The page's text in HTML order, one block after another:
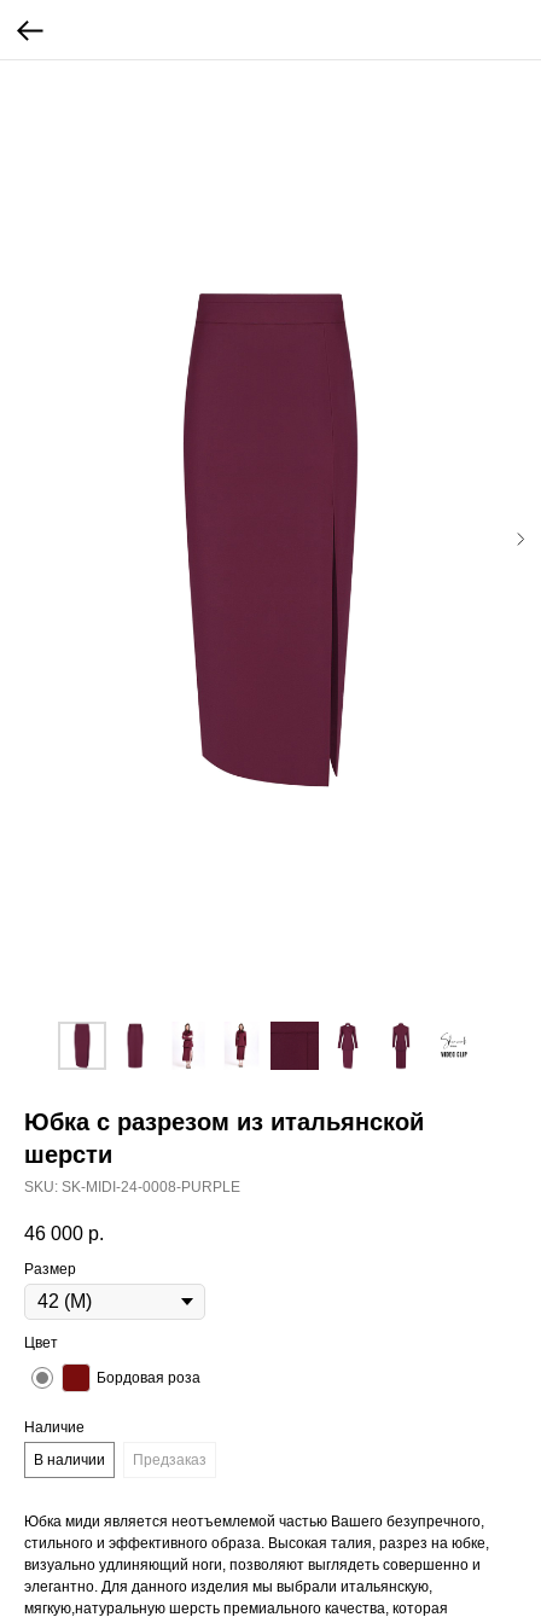
Юбка с разрезом из итальянской
шерсти
SKU: SK-MIDI-24-0008-PURPLE
46 000 р.
Размер
Цвет
Бордовая роза
Наличие
В наличии
Предзаказ
Юбка миди является неотъемлемой частью Вашего безупречного,
стильного и эффективного образа. Высокая талия, разрез на юбке,
визуально удлиняющий ноги, позволяют выглядеть совершенно и
элегантно. Для данного изделия мы выбрали итальянскую,
мягкую,натуральную шерсть премиального качества, которая